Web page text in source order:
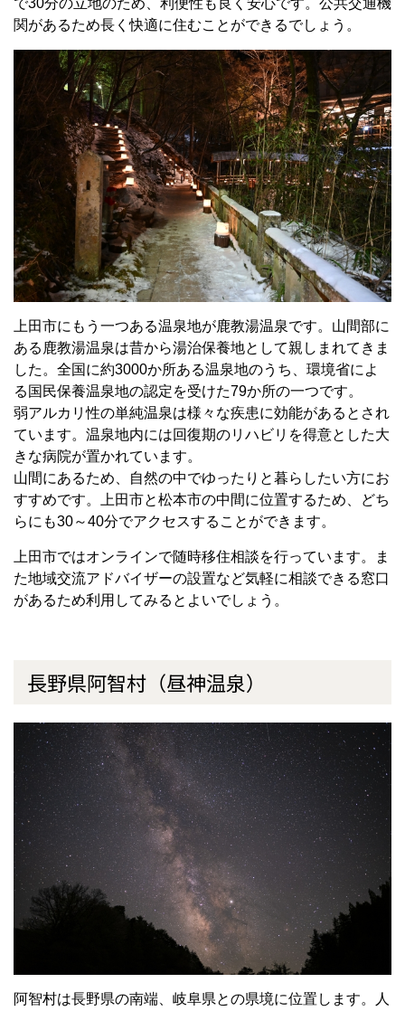
で30分の立地のため、利便性も良く安心です。公共交通機
関があるため長く快適に住むことができるでしょう。
上田市にもう一つある温泉地が鹿教湯温泉です。山間部に
ある鹿教湯温泉は昔から湯治保養地として親しまれてきま
した。全国に約3000か所ある温泉地のうち、環境省によ
る国民保養温泉地の認定を受けた79か所の一つです。
弱アルカリ性の単純温泉は様々な疾患に効能があるとされ
ています。温泉地内には回復期のリハビリを得意とした大
きな病院が置かれています。
山間にあるため、自然の中でゆったりと暮らしたい方にお
すすめです。上田市と松本市の中間に位置するため、どち
らにも30～40分でアクセスすることができます。
上田市ではオンラインで随時移住相談を行っています。ま
た地域交流アドバイザーの設置など気軽に相談できる窓口
があるため利用してみるとよいでしょう。
長野県阿智村（昼神温泉）
阿智村は長野県の南端、岐阜県との県境に位置します。人